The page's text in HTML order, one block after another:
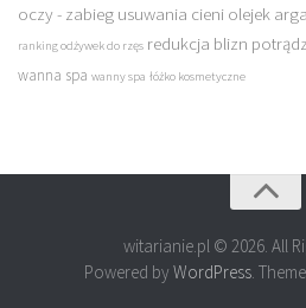
oczy - zabieg usuwania cieni olejek
ranking odżywek do rzęs redukcja blizn
wanna spa wanny spa łóżko kosmetyczne
witarianie.pl © 2026. All
Powered by WordPress.